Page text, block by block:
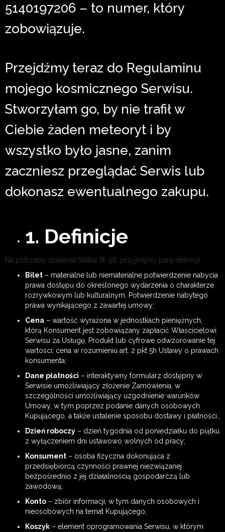
5140197206 – to numer, który
zobowiązuje.
Przejdźmy teraz do Regulaminu
mojego kosmicznego Serwisu.
Stworzyłam go, by nie trafił w
Ciebie żaden meteoryt i by
wszystko było jasne, zanim
zaczniesz przeglądać Serwis lub
dokonasz ewentualnego zakupu.
1. Definicje
Na potrzeby działania Statku St-38, przyjmijmy parę definicji:
Bilet – materialne lub niematerialne potwierdzenie nabycia
prawa dostępu do określonego wydarzenia o charakterze
rozrywkowym lub kulturalnym. Potwierdzenie nabytego
prawa wynikającego z zawartej umowy;
Cena – wartość wyrażona w jednostkach pieniężnych,
którą Konsument jest zobowiązany zapłacić Właścicielowi
Serwisu za Usługę, Produkt lub cyfrowe odwzorowanie tej
wartości; cena w rozumieniu art. 2 pkt 5h Ustawy o prawach
konsumenta;
Dane płatności – interaktywny formularz dostępny w
Serwisie umożliwiający złożenie Zamówienia, w
szczególności umożliwiający uzgodnienie warunków
Umowy, w tym poprzez podanie danych osobowych
Kupującego, a także ustalenie sposobu dostawy i płatności.;
Dzień roboczy – dzień tygodnia od poniedziałku do piątku
z wyłączeniem dni ustawowo wolnych od pracy;
Konsument – osoba fizyczna dokonująca z
przedsiębiorcą czynności prawnej niezwiązanej
bezpośrednio z jej działalnością gospodarczą lub
zawodową;
Konto – zbiór informacji, w tym danych osobowych i
nieosobowych na temat Kupującego;
Koszyk – element oprogramowania Serwisu, w którym